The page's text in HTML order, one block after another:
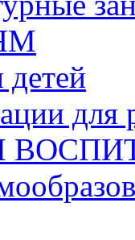
для